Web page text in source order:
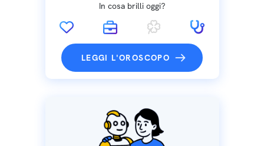
In cosa brilli oggi?
LEGGI L'OROSCOPO